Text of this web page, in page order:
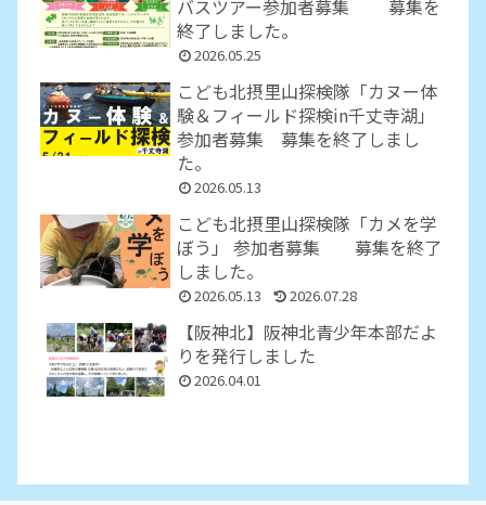
バスツアー参加者募集 募集を
終了しました。
2026.05.25
こども北摂里山探検隊「カヌー体
験＆フィールド探検in千丈寺湖」
参加者募集 募集を終了しまし
た。
2026.05.13
こども北摂里山探検隊「カメを学
ぼう」 参加者募集 募集を終了
しました。
2026.05.13 2026.07.28
【阪神北】阪神北青少年本部だよ
りを発行しました
2026.04.01